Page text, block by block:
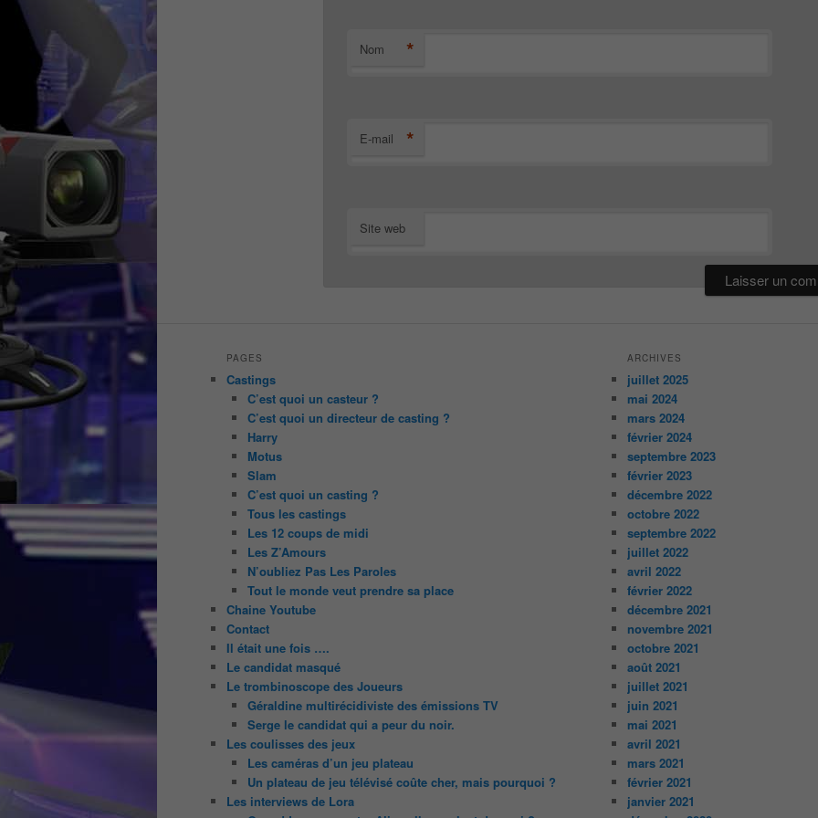
Nom *
E-mail *
Site web
PAGES
Castings
C’est quoi un casteur ?
C’est quoi un directeur de casting ?
Harry
Motus
Slam
C’est quoi un casting ?
Tous les castings
Les 12 coups de midi
Les Z’Amours
N’oubliez Pas Les Paroles
Tout le monde veut prendre sa place
Chaine Youtube
Contact
Il était une fois ….
Le candidat masqué
Le trombinoscope des Joueurs
Géraldine multirécidiviste des émissions TV
Serge le candidat qui a peur du noir.
Les coulisses des jeux
Les caméras d’un jeu plateau
Un plateau de jeu télévisé coûte cher, mais pourquoi ?
Les interviews de Lora
ARCHIVES
juillet 2025
mai 2024
mars 2024
février 2024
septembre 2023
février 2023
décembre 2022
octobre 2022
septembre 2022
juillet 2022
avril 2022
février 2022
décembre 2021
novembre 2021
octobre 2021
août 2021
juillet 2021
juin 2021
mai 2021
avril 2021
mars 2021
février 2021
janvier 2021